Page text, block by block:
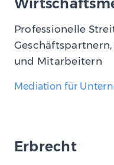
Professionelle
und Mitarbeitern
Mediation für
Erbrecht